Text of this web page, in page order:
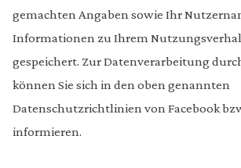
gemachten Angaben sowie Ihr
Informationen zu Ihrem
gespeichert. Zur Datenverarbeitung
können Sie sich in den oben genannten
Datenschutzrichtlinien von Facebook
informieren.